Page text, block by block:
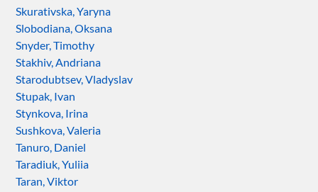
Skurativska, Yaryna
Slobodiana, Oksana
Snyder, Timothy
Stakhiv, Andriana
Starodubtsev, Vladyslav
Stupak, Ivan
Stynkova, Irina
Sushkova, Valeria
Tanuro, Daniel
Taradiuk, Yuliia
Taran, Viktor